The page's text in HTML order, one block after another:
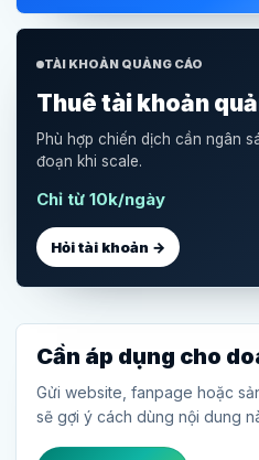
TÀI KHOẢN QUẢNG CÁO
Thuê tài khoản
Phù hợp chiến dịch cần ngân
đoạn khi scale.
Chỉ từ 10k/ngày
Hỏi tài khoản →
Cần áp dụng cho
Gửi website, fanpage hoặc
sẽ gợi ý cách dùng nội dung